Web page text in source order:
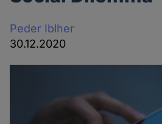
Peder Iblher
30.12.2020